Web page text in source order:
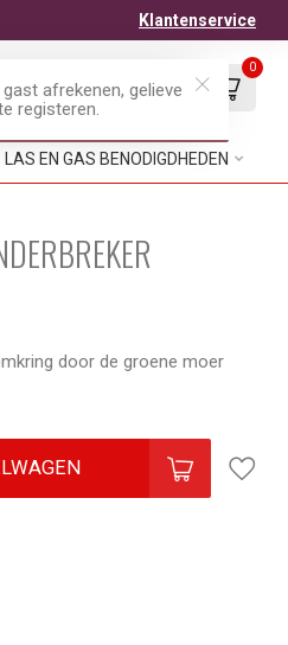
Klantenservice
Verlanglijst
0
LAS EN GAS BENODIGDHEDEN
door de groene moer